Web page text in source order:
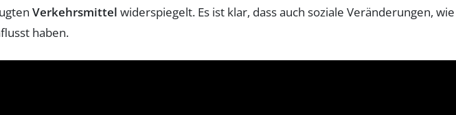
Verkehrsmittel widerspiegelt. Es ist klar, dass auch soziale Veränderungen, wie
haben.